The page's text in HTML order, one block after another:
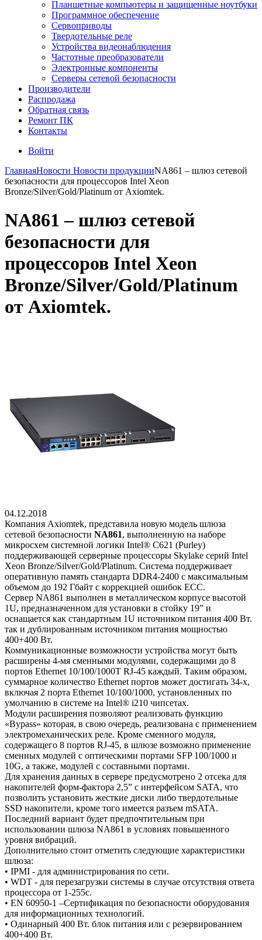
Планшетные компьютеры и защищенные ноутбуки
Программное обеспечение
Сервоприводы
Твердотельные реле
Устройства видеонаблюдения
Частотные преобразователи
Электронные компоненты
Серверы сетевой безопасности
Производители
Распродажа
Обратная связь
Ремонт ПК
Контакты
Войти
ГлавнаяНовости Новости продукцииNA861 – шлюз сетевой
безопасности для процессоров Intel Xeon
Bronze/Silver/Gold/Platinum от Axiomtek.
NA861 – шлюз сетевой
безопасности для
процессоров Intel Xeon
Bronze/Silver/Gold/Platinum
от Axiomtek.
04.12.2018
Компания Axiomtek, представила новую модель шлюза
сетевой безопасности NA861, выполненную на наборе
микросхем системной логики Intel® C621 (Purley)
поддерживающей серверные процессоры Skylake серий Intel
Xeon Bronze/Silver/Gold/Platinum. Система поддерживает
оперативную память стандарта DDR4-2400 с максимальным
объемом до 192 Гбайт с коррекцией ошибок ECC.
Сервер NA861 выполнен в металлическом корпусе высотой
1U, предназначенном для установки в стойку 19” и
оснащается как стандартным 1U источником питания 400 Вт.
так и дублированным источником питания мощностью
400+400 Вт.
Коммуникационные возможности устройства могут быть
расширены 4-мя сменными модулями, содержащими до 8
портов Ethernet 10/100/1000T RJ-45 каждый. Таким образом,
суммарное количество Ethernet портов может достигать 34-х,
включая 2 порта Ethernet 10/100/1000, установленных по
умолчанию в системе на Intel® i210 чипсетах.
Модули расширения позволяют реализовать функцию
«Bypass» которая, в свою очередь, реализована с применением
электромеханических реле. Кроме сменного модуля,
содержащего 8 портов RJ-45, в шлюзе возможно применение
сменных модулей с оптическими портами SFP 100/1000 и
10G, а также, модулей с составными портами.
Для хранения данных в сервере предусмотрено 2 отсека для
накопителей форм-фактора 2,5” с интерфейсом SATA, что
позволить установить жесткие диски либо твердотельные
SSD накопители, кроме того имеется разъем mSATA.
Последний вариант будет предпочтительным при
использовании шлюза NA861 в условиях повышенного
уровня вибраций.
Дополнительно стоит отметить следующие характеристики
шлюза:
• IPMI - для администрирования по сети.
• WDT - для перезагрузки системы в случае отсутствия ответа
процессора от 1-255с.
• EN 60950-1 –Сертификация по безопасности оборудования
для информационных технологий.
• Одинарный 400 Вт. блок питания или с резервированием
400+400 Вт.